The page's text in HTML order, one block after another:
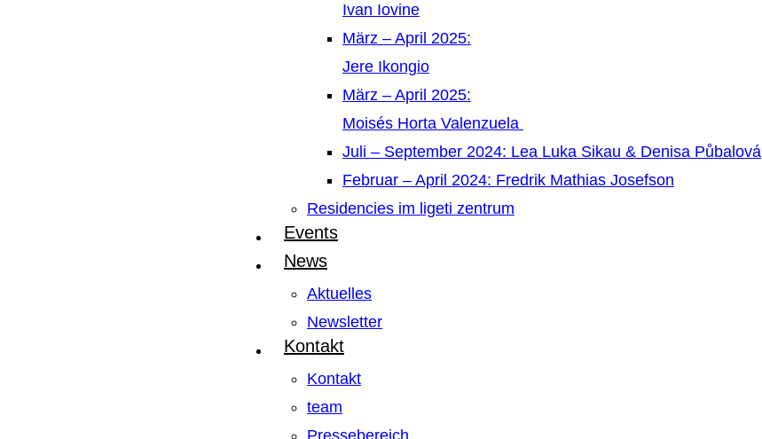
Ivan Iovine
März – April 2025:
Jere Ikongio
März – April 2025:
Moisés Horta Valenzuela
Juli – September 2024: Lea Luka Sikau & Denisa Půbalová
Februar – April 2024: Fredrik Mathias Josefson
Residencies im ligeti zentrum
Events
News
Aktuelles
Newsletter
Kontakt
Kontakt
team
Pressebereich